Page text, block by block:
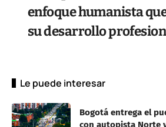
enfoque humanista
su desarrollo
Le puede interesar
Bogotá entrega el
con autopista Norte